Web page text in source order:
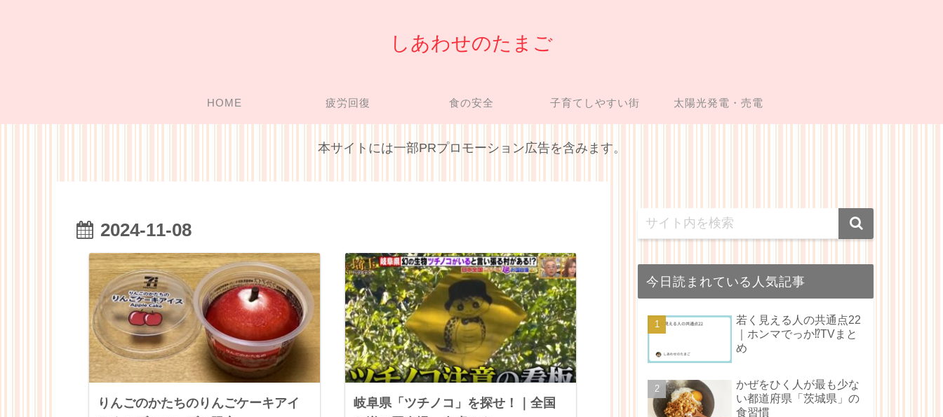
しあわせのたまご
HOME 疲労回復 食の安全 子育てしやすい街 太陽光発電・売電
本サイトには一部PRプロモーション広告を含みます。
2024-11-08
りんごのかたちのりんごケーキアイ
岐阜県「ツチノコ」を探せ！｜全国
今日読まれている人気記事
若く見える人の共通点22
｜ホンマでっか⁉TVまと
め
かぜをひく人が最も少な
い都道府県「茨城県」の
食習慣